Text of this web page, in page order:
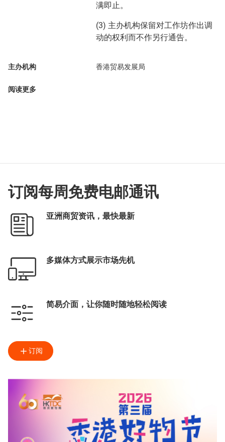
满即止。
(3) 主办机构保留对工作坊作出调
动的权利而不作另行通告。
主办机构 香港贸易发展局
阅读更多
订阅每周免费电邮通讯
亚洲商贸资讯，最快最新
多媒体方式展示市场先机
简易介面，让你随时随地轻松阅读
订阅